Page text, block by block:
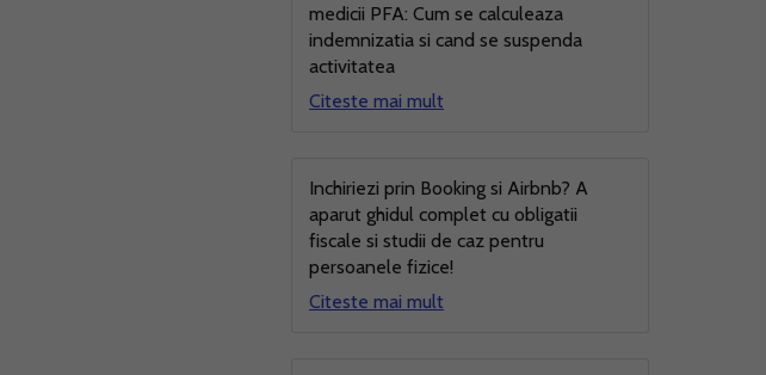
medicii PFA: Cum se calculeaza
indemnizatia si cand se suspenda
activitatea
Citeste mai mult
Inchiriezi prin Booking si Airbnb? A
aparut ghidul complet cu obligatii
fiscale si studii de caz pentru
persoanele fizice!
Citeste mai mult